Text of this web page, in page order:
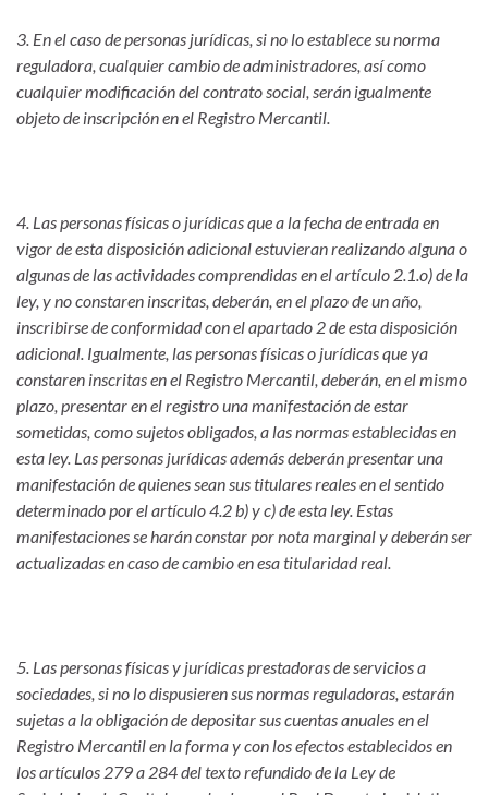
3. En el caso de personas jurídicas, si no lo establece su norma
reguladora, cualquier cambio de administradores, así como
cualquier modificación del contrato social, serán igualmente
objeto de inscripción en el Registro Mercantil.
4. Las personas físicas o jurídicas que a la fecha de entrada en
vigor de esta disposición adicional estuvieran realizando alguna o
algunas de las actividades comprendidas en el artículo 2.1.o) de la
ley, y no constaren inscritas, deberán, en el plazo de un año,
inscribirse de conformidad con el apartado 2 de esta disposición
adicional. Igualmente, las personas físicas o jurídicas que ya
constaren inscritas en el Registro Mercantil, deberán, en el mismo
plazo, presentar en el registro una manifestación de estar
sometidas, como sujetos obligados, a las normas establecidas en
esta ley. Las personas jurídicas además deberán presentar una
manifestación de quienes sean sus titulares reales en el sentido
determinado por el artículo 4.2 b) y c) de esta ley. Estas
manifestaciones se harán constar por nota marginal y deberán ser
actualizadas en caso de cambio en esa titularidad real.
5. Las personas físicas y jurídicas prestadoras de servicios a
sociedades, si no lo dispusieren sus normas reguladoras, estarán
sujetas a la obligación de depositar sus cuentas anuales en el
Registro Mercantil en la forma y con los efectos establecidos en
los artículos 279 a 284 del texto refundido de la Ley de